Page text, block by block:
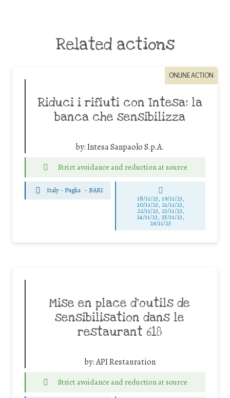
Related actions
ONLINE ACTION
Riduci i rifiuti con Intesa: la
banca che sensibilizza
by:Intesa Sanpaolo S.p.A.
Strict avoidance and reduction at source
Italy - Puglia - BARI
18/11/23, 19/11/23,
20/11/23, 21/11/23,
22/11/23, 23/11/23,
24/11/23, 25/11/23,
26/11/23
Mise en place d’outils de
sensibilisation dans le
restaurant 618
by:API Restauration
Strict avoidance and reduction at source